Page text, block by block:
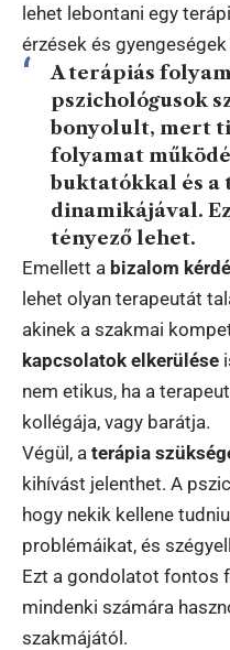
lehet lebontani egy
érzések és
A terápiás
pszichológusok
bonyolult, mert
folyamat
buktatókkal és a
dinamikájával.
tényező lehet.
Emellett a bizalom
lehet olyan terapeutát
akinek a szakmai
kapcsolatok elkerülése
nem etikus, ha a
kollégája, vagy barátja.
Végül, a terápia
kihívást jelenthet. A
hogy nekik kellene
problémáikat, és
Ezt a gondolatot fontos
mindenki számára
szakmájától.